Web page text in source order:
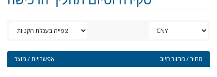
אפשרויות / מוצר מחיר / מחזור חיוב